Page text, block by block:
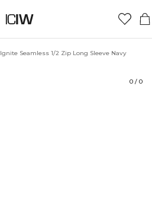
Ignite Seamless 1/2 Zip Long Sleeve Navy
0 / 0